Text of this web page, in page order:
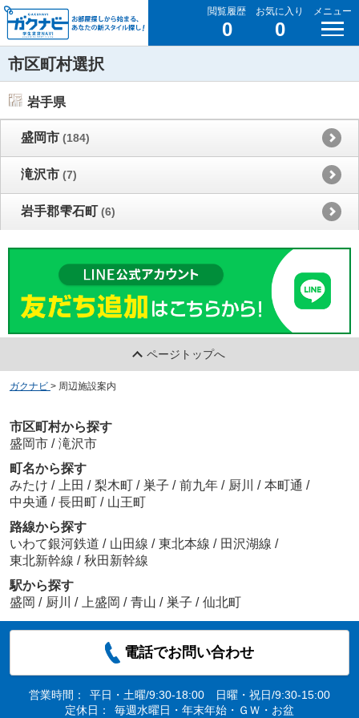
閲覧履歴
0
お気に入り
0
メニュー
市区町村選択
岩手県
盛岡市 (184)
滝沢市 (7)
岩手郡雫石町 (6)
ページトップへ
ガクナビ > 周辺施設案内
市区町村から探す
盛岡市 / 滝沢市
町名から探す
みたけ / 上田 / 梨木町 / 巣子 / 前九年 / 厨川 / 本町通 /
中央通 / 長田町 / 山王町
路線から探す
いわて銀河鉄道 / 山田線 / 東北本線 / 田沢湖線 /
東北新幹線 / 秋田新幹線
駅から探す
盛岡 / 厨川 / 上盛岡 / 青山 / 巣子 / 仙北町
電話でお問い合わせ
営業時間：
平日・土曜/9:30-18:00 日曜・祝日/9:30-15:00
定休日：
毎週水曜日・年末年始・ＧＷ・お盆